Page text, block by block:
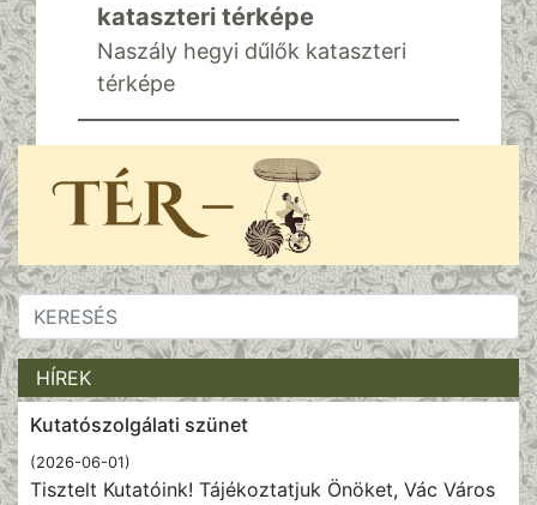
HÍREK
Kutatószolgálati szünet
(2026-06-01)
Tisztelt Kutatóink! Tájékoztatjuk Önöket, Vác Város
kataszteri térképe
Naszály hegyi dűlők kataszteri
térképe